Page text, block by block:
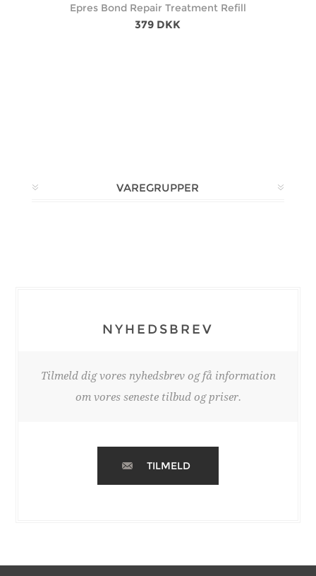
Epres Bond Repair Treatment Refill
379 DKK
VAREGRUPPER
NYHEDSBREV
Tilmeld dig vores nyhedsbrev og få information
om vores seneste tilbud og priser.
TILMELD